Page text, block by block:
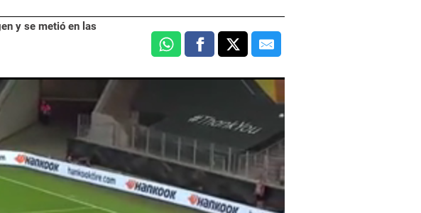
y se metió en las